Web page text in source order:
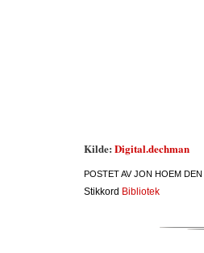
Kilde: Digital.dechman
POSTET AVJON HOEM DEN
Stikkord Bibliotek